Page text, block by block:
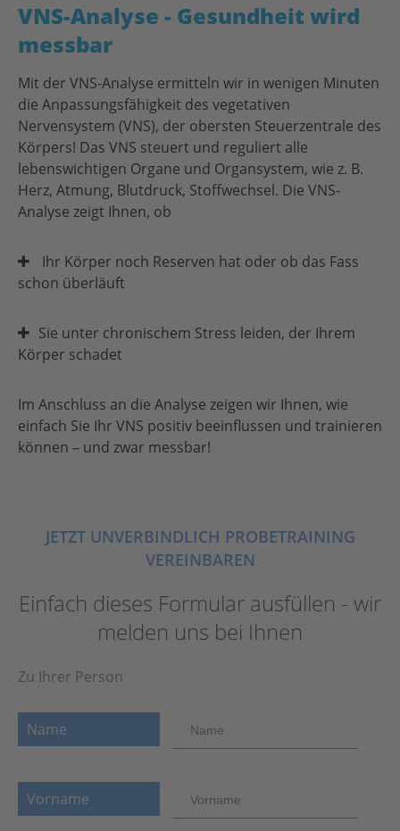
VNS-Analyse - Gesundheit wird
messbar
Mit der VNS-Analyse ermitteln wir in wenigen Minuten
die Anpassungsfähigkeit des vegetativen
Nervensystem (VNS), der obersten Steuerzentrale des
Körpers! Das VNS steuert und reguliert alle
lebenswichtigen Organe und Organsystem, wie z. B.
Herz, Atmung, Blutdruck, Stoffwechsel. Die VNS-
Analyse zeigt Ihnen, ob
Ihr Körper noch Reserven hat oder ob das Fass
schon überläuft
Sie unter chronischem Stress leiden, der Ihrem
Körper schadet
Im Anschluss an die Analyse zeigen wir Ihnen, wie
einfach Sie Ihr VNS positiv beeinflussen und trainieren
können – und zwar messbar!
JETZT UNVERBINDLICH PROBETRAINING
VEREINBAREN
Einfach dieses Formular ausfüllen - wir
melden uns bei Ihnen
Zu Ihrer Person
Name
Vorname